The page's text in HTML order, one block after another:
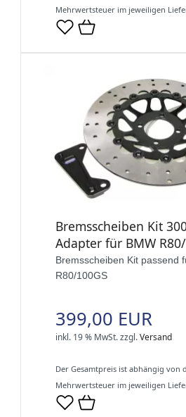
Mehrwertsteuer im jeweiligen
Bremsscheiben Kit
Adapter für BMW
Bremsscheiben Kit passend
R80/100GS
399,00 EUR
inkl. 19 % MwSt.zzgl.Versand
Der Gesamtpreis ist abhängig von
Mehrwertsteuer im jeweiligen